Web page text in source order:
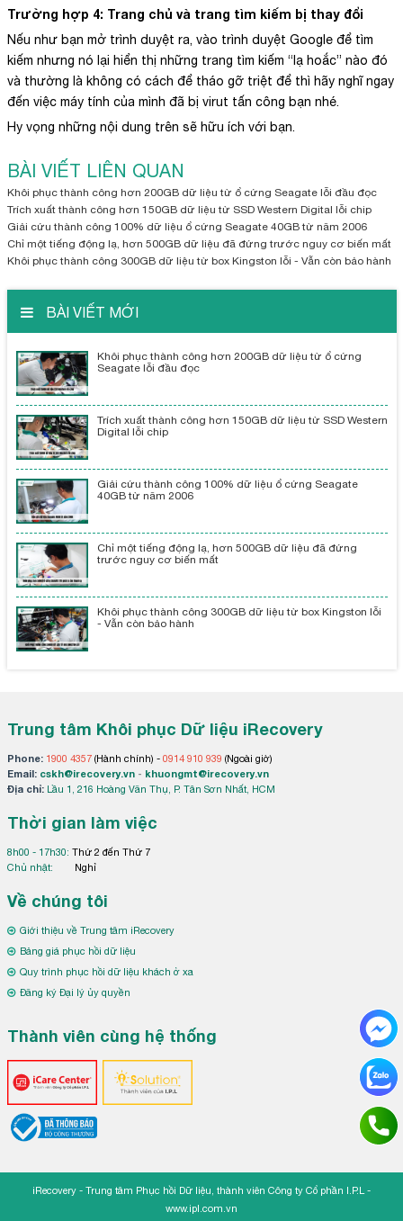
Trường hợp 4: Trang chủ và trang tìm kiếm bị thay đổi
Nếu như bạn mở trình duyệt ra, vào trình duyệt Google để tìm
kiếm nhưng nó lại hiển thị những trang tìm kiếm “lạ hoắc” nào đó
và thường là không có cách để tháo gỡ triệt để thì hãy nghĩ ngay
đến việc máy tính của mình đã bị virut tấn công bạn nhé.
Hy vọng những nội dung trên sẽ hữu ích với bạn.
BÀI VIẾT LIÊN QUAN
Khôi phục thành công hơn 200GB dữ liệu từ ổ cứng Seagate lỗi đầu đọc
Trích xuất thành công hơn 150GB dữ liệu từ SSD Western Digital lỗi chip
Giải cứu thành công 100% dữ liệu ổ cứng Seagate 40GB từ năm 2006
Chỉ một tiếng động lạ, hơn 500GB dữ liệu đã đứng trước nguy cơ biến mất
Khôi phục thành công 300GB dữ liệu từ box Kingston lỗi - Vẫn còn bảo hành
BÀI VIẾT MỚI
Khôi phục thành công hơn 200GB dữ liệu từ ổ cứng
Seagate lỗi đầu đọc
Trích xuất thành công hơn 150GB dữ liệu từ SSD Western
Digital lỗi chip
Giải cứu thành công 100% dữ liệu ổ cứng Seagate
40GB từ năm 2006
Chỉ một tiếng động lạ, hơn 500GB dữ liệu đã đứng
trước nguy cơ biến mất
Khôi phục thành công 300GB dữ liệu từ box Kingston lỗi
- Vẫn còn bảo hành
Trung tâm Khôi phục Dữ liệu iRecovery
Phone: 1900 4357(Hành chính) - 0914 910 939 (Ngoài giờ)
Email: cskh@irecovery.vn- khuongmt@irecovery.vn
Địa chỉ: Lầu 1, 216 Hoàng Văn Thụ, P. Tân Sơn Nhất, HCM
Thời gian làm việc
8h00 - 17h30: Thứ 2 đến Thứ 7
Chủ nhật:
Nghỉ
Về chúng tôi
Giới thiệu về Trung tâm iRecovery
Bảng giá phục hồi dữ liệu
Quy trình phục hồi dữ liệu khách ở xa
Đăng ký Đại lý ủy quyền
Thành viên cùng hệ thống
iRecovery - Trung tâm Phục hồi Dữ liệu, thành viên Công ty Cổ phần I.P.L -
www.ipl.com.vn